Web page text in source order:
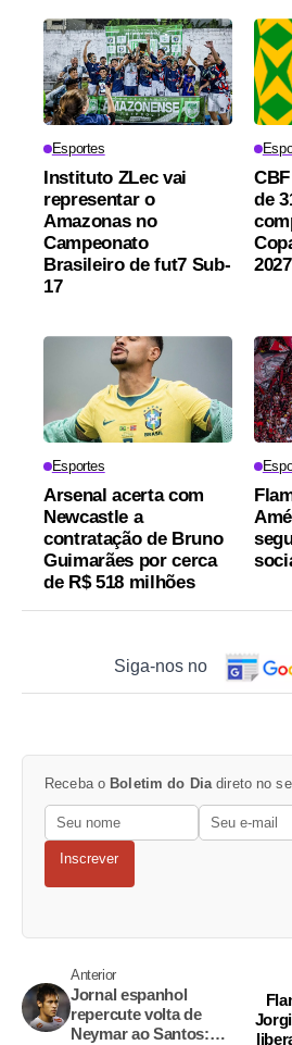
Esportes
Instituto ZLec vai
representar o
Amazonas no
Campeonato
Brasileiro de fut7 Sub-
17
de
2027
Esportes
Arsenal acerta com
Newcastle a
contratação de Bruno
Guimarães por cerca
de R$ 518 milhões
Siga-nos no
Receba o Boletim do Dia direto no
Inscrever
Anterior
Jornal espanhol
repercute volta de
Neymar ao Santos: